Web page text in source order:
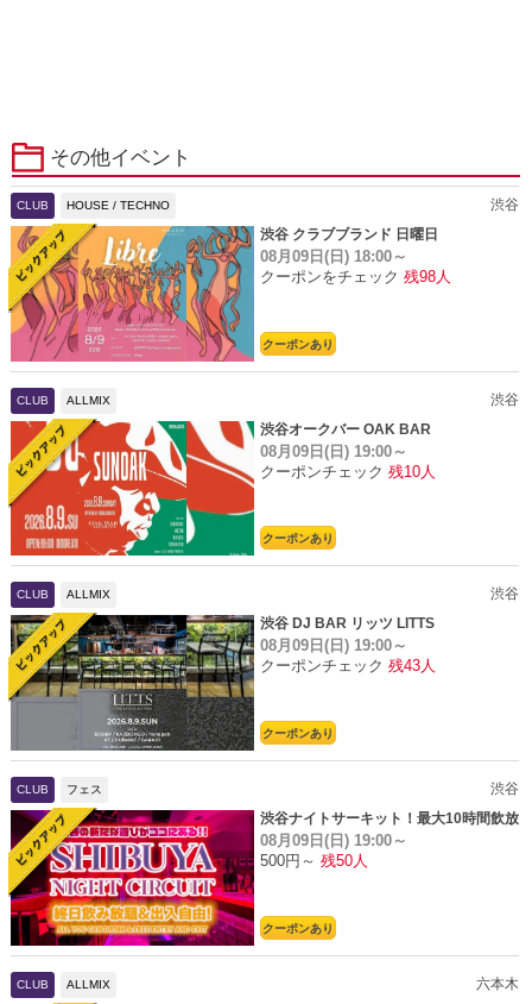
その他イベント
CLUB HOUSE / TECHNO
渋谷
渋谷 クラブブランド 日曜日
08月09日(日) 18:00～
クーポンをチェック 残98人
クーポンあり
CLUB ALLMIX
渋谷
渋谷オークバー OAK BAR
08月09日(日) 19:00～
クーポンチェック 残10人
クーポンあり
CLUB ALLMIX
渋谷
渋谷 DJ BAR リッツ LITTS
08月09日(日) 19:00～
クーポンチェック 残43人
クーポンあり
CLUB フェス
渋谷
渋谷ナイトサーキット！最大10時間飲放
題
08月09日(日) 19:00～
500円～ 残50人
クーポンあり
CLUB ALLMIX
六本木